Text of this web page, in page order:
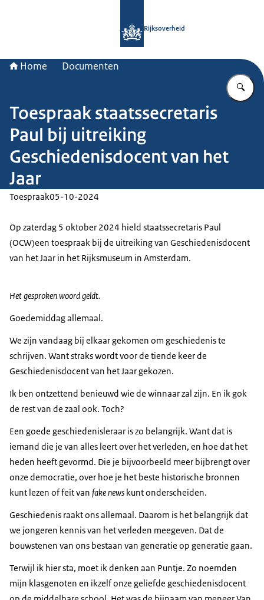
Rijksoverheid
Home Documenten
Toespraak staatssecretaris
Paul bij uitreiking
Geschiedenisdocent van het
Jaar
Toespraak05-10-2024
Op zaterdag 5 oktober 2024 hield staatssecretaris Paul
(OCW)een toespraak bij de uitreiking van Geschiedenisdocent
van het Jaar in het Rijksmuseum in Amsterdam.
Het gesproken woord geldt.
Goedemiddag allemaal.
We zijn vandaag bij elkaar gekomen om geschiedenis te
schrijven. Want straks wordt voor de tiende keer de
Geschiedenisdocent van het Jaar gekozen.
Ik ben ontzettend benieuwd wie de winnaar zal zijn. En ik gok
de rest van de zaal ook. Toch?
Een goede geschiedenisleraar is zo belangrijk. Want dat is
iemand die je van alles leert over het verleden, en hoe dat het
heden heeft gevormd. Die je bijvoorbeeld meer bijbrengt over
onze democratie, over hoe je het beste historische bronnen
kunt lezen of feit van fake news kunt onderscheiden.
Geschiedenis raakt ons allemaal. Daarom is het belangrijk dat
we jongeren kennis van het verleden meegeven. Dat de
bouwstenen van ons bestaan van generatie op generatie gaan.
Terwijl ik hier sta, moet ik denken aan Puntje. Zo noemden
mijn klasgenoten en ikzelf onze geliefde geschiedenisdocent